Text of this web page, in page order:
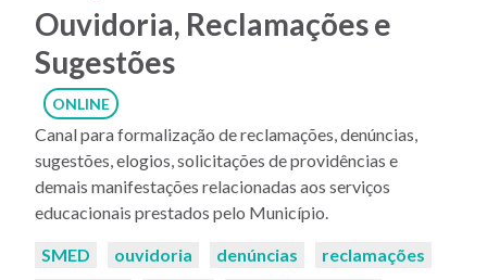
Ouvidoria, Reclamações e
Sugestões
ONLINE
Canal para formalização de reclamações, denúncias,
sugestões, elogios, solicitações de providências e
demais manifestações relacionadas aos serviços
educacionais prestados pelo Município.
Palavras-
SMED ouvidoria denúncias
reclamações